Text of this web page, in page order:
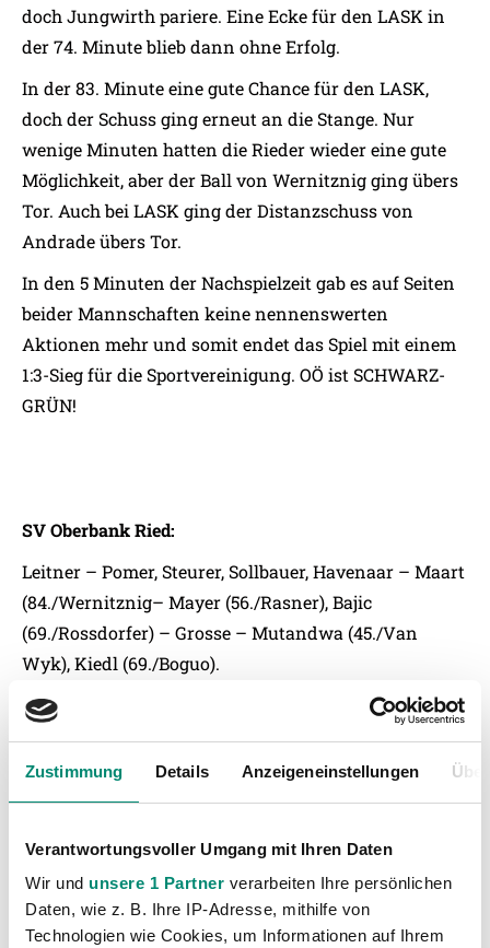
Zustimmung Details Anzeigeneinstellungen
Verantwortungsvoller Umgang mit Ihren Daten
Wir und unsere 1 Partner verarbeiten Ihre persönlichen
Daten, wie z. B. Ihre IP-Adresse, mithilfe von
Technologien wie Cookies, um Informationen auf Ihrem
doch Jungwirth pariere. Eine Ecke für den LASK in
der 74. Minute blieb dann ohne Erfolg.
In der 83. Minute eine gute Chance für den LASK,
doch der Schuss ging erneut an die Stange. Nur
wenige Minuten hatten die Rieder wieder eine gute
Möglichkeit, aber der Ball von Wernitznig ging übers
Tor. Auch bei LASK ging der Distanzschuss von
Andrade übers Tor.
In den 5 Minuten der Nachspielzeit gab es auf Seiten
beider Mannschaften keine nennenswerten
Aktionen mehr und somit endet das Spiel mit einem
1:3-Sieg für die Sportvereinigung. OÖ ist SCHWARZ-
GRÜN!
SV Oberbank Ried:
Leitner – Pomer, Steurer, Sollbauer, Havenaar – Maart
(84./Wernitznig– Mayer (56./Rasner), Bajic
(69./Rossdorfer) – Grosse – Mutandwa (45./Van
Wyk), Kiedl (69./Boguo).